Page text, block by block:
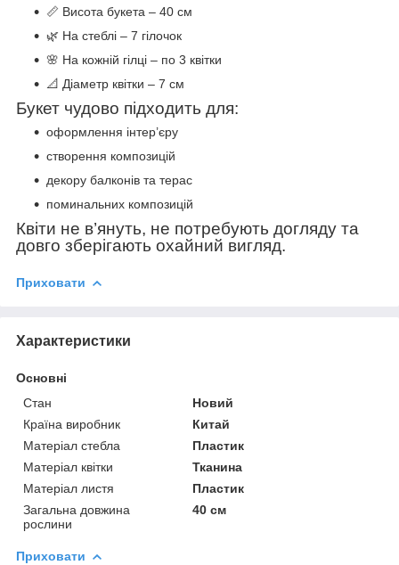
📏 Висота букета – 40 см
🌿 На стеблі – 7 гілочок
🌸 На кожній гілці – по 3 квітки
📐 Діаметр квітки – 7 см
Букет чудово підходить для:
оформлення інтер’єру
створення композицій
декору балконів та терас
поминальних композицій
Квіти не в’януть, не потребують догляду та
довго зберігають охайний вигляд.
Приховати
Характеристики
Основні
Стан
Новий
Країна виробник
Китай
Матеріал стебла
Пластик
Матеріал квітки
Тканина
Матеріал листя
Пластик
Загальна довжина
рослини
40 см
Приховати